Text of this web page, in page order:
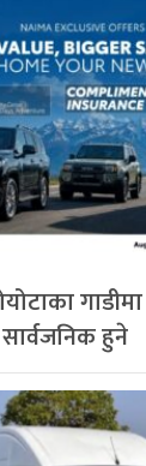
हुने